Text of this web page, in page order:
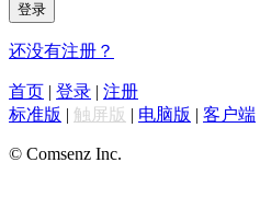
登录
还没有注册？
首页 | 登录 | 注册
标准版 | 触屏版 | 电脑版 | 客户端
© Comsenz Inc.